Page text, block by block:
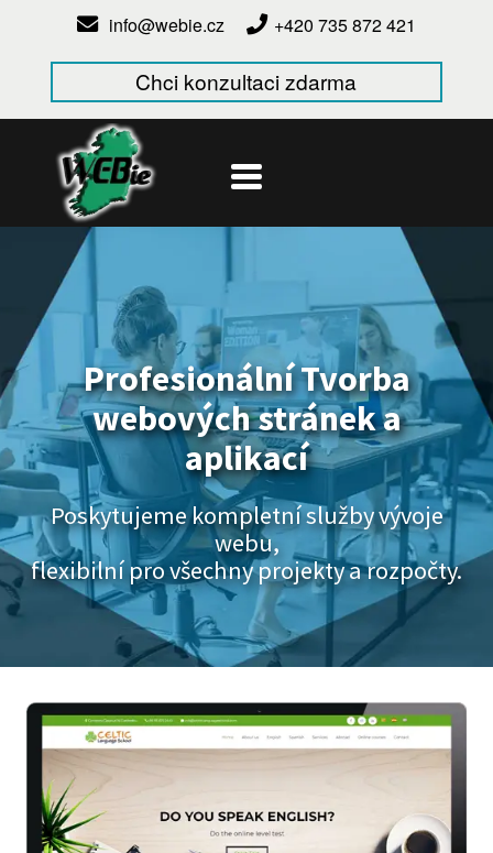
info@webie.cz +420 735 872 421
Chci konzultaci zdarma
Profesionální Tvorba
webových stránek a
aplikací
Poskytujeme kompletní služby vývoje
webu,
flexibilní pro všechny projekty a rozpočty.